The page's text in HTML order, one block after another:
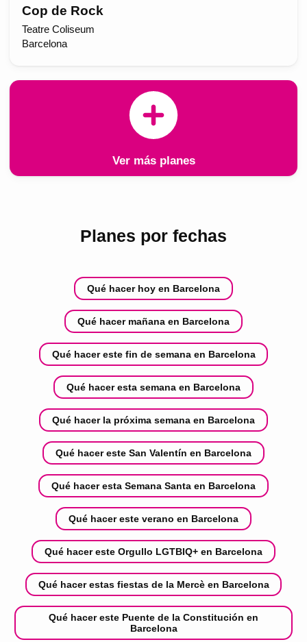
Cop de Rock
Teatre Coliseum
Barcelona
Ver más planes
Planes por fechas
Qué hacer hoy en Barcelona
Qué hacer mañana en Barcelona
Qué hacer este fin de semana en Barcelona
Qué hacer esta semana en Barcelona
Qué hacer la próxima semana en Barcelona
Qué hacer este San Valentín en Barcelona
Qué hacer esta Semana Santa en Barcelona
Qué hacer este verano en Barcelona
Qué hacer este Orgullo LGTBIQ+ en Barcelona
Qué hacer estas fiestas de la Mercè en Barcelona
Qué hacer este Puente de la Constitución en
Barcelona